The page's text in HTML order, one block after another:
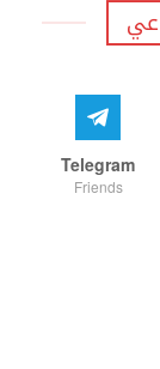
Telegram
Friends